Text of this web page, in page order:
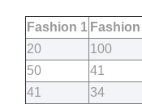
Fashion 1 Fashion
20
100
50
41
41
34